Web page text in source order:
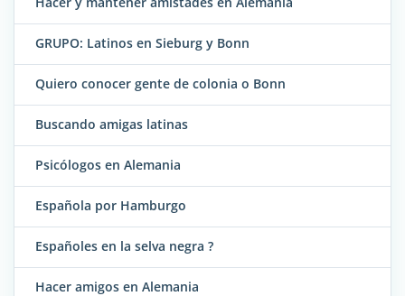
GRUPO: Latinos en Sieburg y Bonn
Quiero conocer gente de colonia o Bonn
Buscando amigas latinas
Psicólogos en Alemania
Española por Hamburgo
Españoles en la selva negra ?
Hacer amigos en Alemania